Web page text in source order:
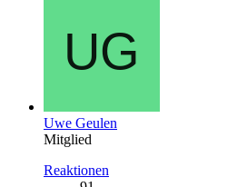
Uwe Geulen
Mitglied
Reaktionen